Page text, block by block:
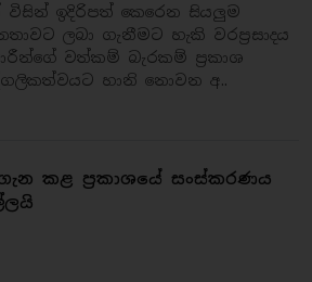
ඉදිරිපත් කෙරෙන සියලුම
ලබා ගැනීමට හැකි වරප්‍රසාදය
වත්කම් බැරකම් ප්‍රකාශ
හානි නොවන අ..
කළ ප්‍රකාශයේ සංස්කරණය